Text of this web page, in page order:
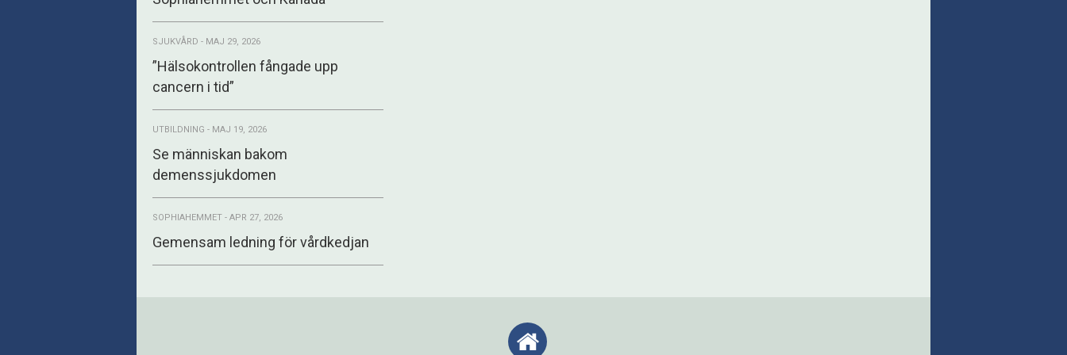
SJUKVÅRD - MAJ 29, 2026
”Hälsokontrollen fångade upp
cancern i tid”
UTBILDNING - MAJ 19, 2026
Se människan bakom
demenssjukdomen
SOPHIAHEMMET - APR 27, 2026
Gemensam ledning för vårdkedjan